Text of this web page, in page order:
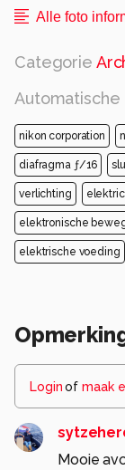
Alle foto
Categorie
Automatische
nikon corporation
diafragma ƒ/16
verlichting
elektronische
elektrische voeding
Loginof maak
Mooie